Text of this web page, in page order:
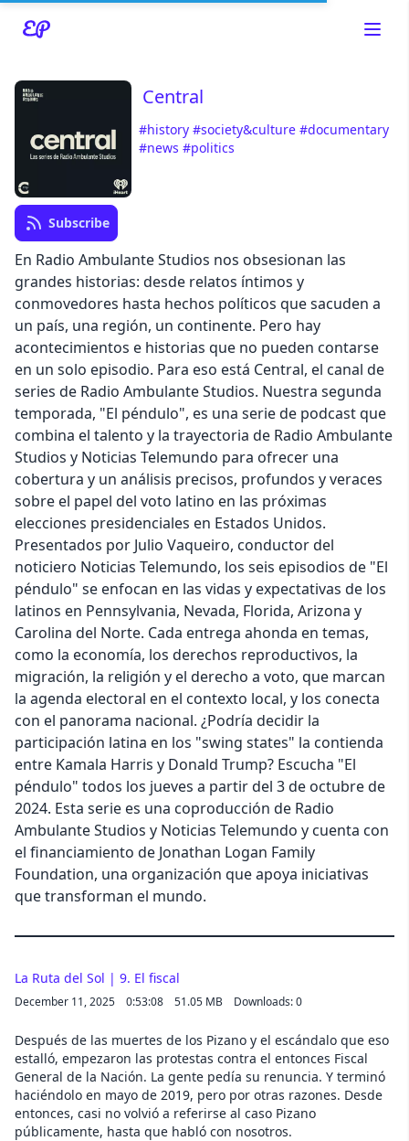
Read about our content policies
Central
#history #society&culture #documentary
#news #politics
Subscribe
En Radio Ambulante Studios nos obsesionan las
grandes historias: desde relatos íntimos y
conmovedores hasta hechos políticos que sacuden a
un país, una región, un continente. Pero hay
acontecimientos e historias que no pueden contarse
en un solo episodio. Para eso está Central, el canal de
series de Radio Ambulante Studios. Nuestra segunda
temporada, "El péndulo", es una serie de podcast que
combina el talento y la trayectoria de Radio Ambulante
Studios y Noticias Telemundo para ofrecer una
cobertura y un análisis precisos, profundos y veraces
sobre el papel del voto latino en las próximas
elecciones presidenciales en Estados Unidos.
Presentados por Julio Vaqueiro, conductor del
noticiero Noticias Telemundo, los seis episodios de "El
péndulo" se enfocan en las vidas y expectativas de los
latinos en Pennsylvania, Nevada, Florida, Arizona y
Carolina del Norte. Cada entrega ahonda en temas,
como la economía, los derechos reproductivos, la
migración, la religión y el derecho a voto, que marcan
la agenda electoral en el contexto local, y los conecta
con el panorama nacional. ¿Podría decidir la
participación latina en los "swing states" la contienda
entre Kamala Harris y Donald Trump? Escucha "El
péndulo" todos los jueves a partir del 3 de octubre de
2024. Esta serie es una coproducción de Radio
Ambulante Studios y Noticias Telemundo y cuenta con
el financiamiento de Jonathan Logan Family
Foundation, una organización que apoya iniciativas
que transforman el mundo.
Cancel
La Ruta del Sol | 9. El fiscal
December 11, 2025 0:53:08 51.05 MB Downloads: 0
Después de las muertes de los Pizano y el escándalo que eso
estalló, empezaron las protestas contra el entonces Fiscal
General de la Nación. La gente pedía su renuncia. Y terminó
haciéndolo en mayo de 2019, pero por otras razones. Desde
entonces, casi no volvió a referirse al caso Pizano
públicamente, hasta que habló con nosotros.